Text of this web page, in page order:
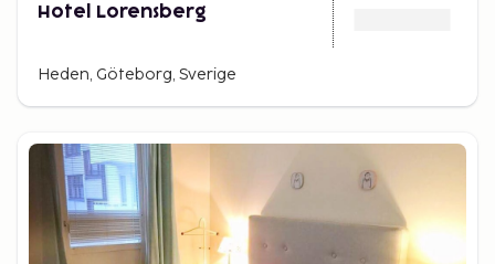
Hotel Lorensberg
Heden, Göteborg, Sverige